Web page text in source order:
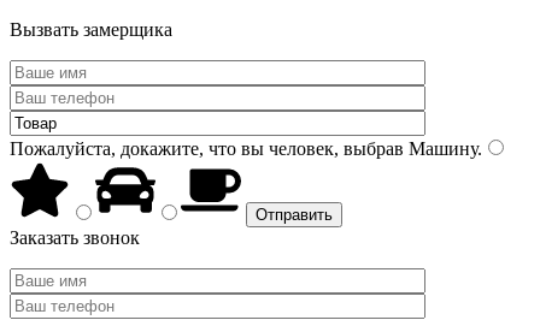
Вызвать замерщика
Пожалуйста, докажите, что вы человек, выбрав Машину.
Заказать звонок